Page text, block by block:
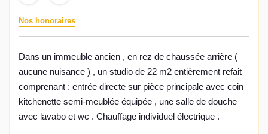
Nos honoraires
Dans un immeuble ancien , en rez de chaussée arrière (
aucune nuisance ) , un studio de 22 m2 entièrement refait
comprenant : entrée directe sur pièce principale avec coin
kitchenette semi-meublée équipée , une salle de douche
avec lavabo et wc . Chauffage individuel électrique .